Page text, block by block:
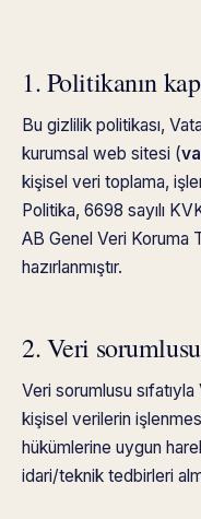
1. Politikanın
Bu gizlilik politikası,
kurumsal web sitesi (
kişisel veri toplama,
Politika, 6698 sayılı
AB Genel Veri Koruma
hazırlanmıştır.
2. Veri sorumlusu
Veri sorumlusu
kişisel verilerin
hükümlerine uygun
idari/teknik tedbirleri